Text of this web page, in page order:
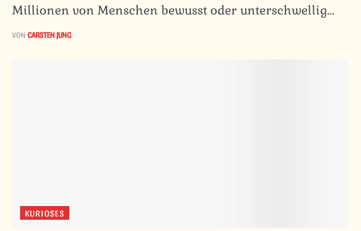
Millionen von Menschen bewusst oder unterschwellig...
VON CARSTEN JUNG
KURIOSES